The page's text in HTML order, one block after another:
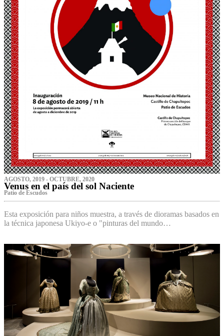
AGOSTO, 2019 - OCTUBRE, 2020
Venus en el país del sol Naciente
P‌atio de Escudos
Esta exposición para niños muestra, a través de dioramas basados en
la técnica japonesa Ukiyo-e o "pinturas del mundo…